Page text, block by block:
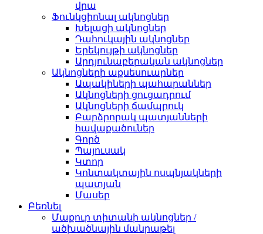
վրա
Ֆունկցիոնալ ակնոցներ
Խելացի ակնոցներ
Դահուկային ակնոցներ
Երեկույթի ակնոցներ
Արդյունաբերական ակնոցներ
Ակնոցների աքսեսուարներ
Ապակիների պահարաններ
Ակնոցների ցուցադրում
Ակնոցների ճամպրուկ
Բարձրորակ պատյանների
հավաքածուներ
Գործ
Պայուսակ
Կտոր
Կոնտակտային ոսպնյակների
պատյան
Մասեր
Բեռնել
Մաքուր տիտանի ակնոցներ /
ածխածնային մանրաթել